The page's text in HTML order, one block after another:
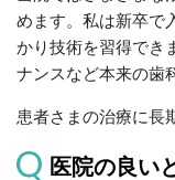
めます。私は新卒で
かり技術を習得でき
ナンスなど本来の歯
患者さまの治療に長
医院の良い